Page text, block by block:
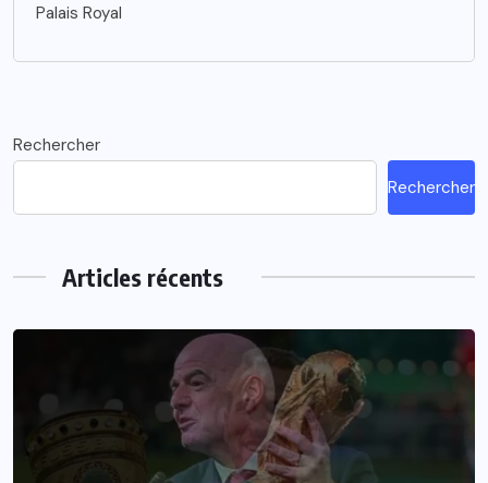
Palais Royal
Rechercher
Rechercher
Articles récents